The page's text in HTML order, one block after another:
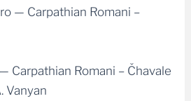
— Carpathian Romani –
Carpathian Romani – Čhavale
Vanyan